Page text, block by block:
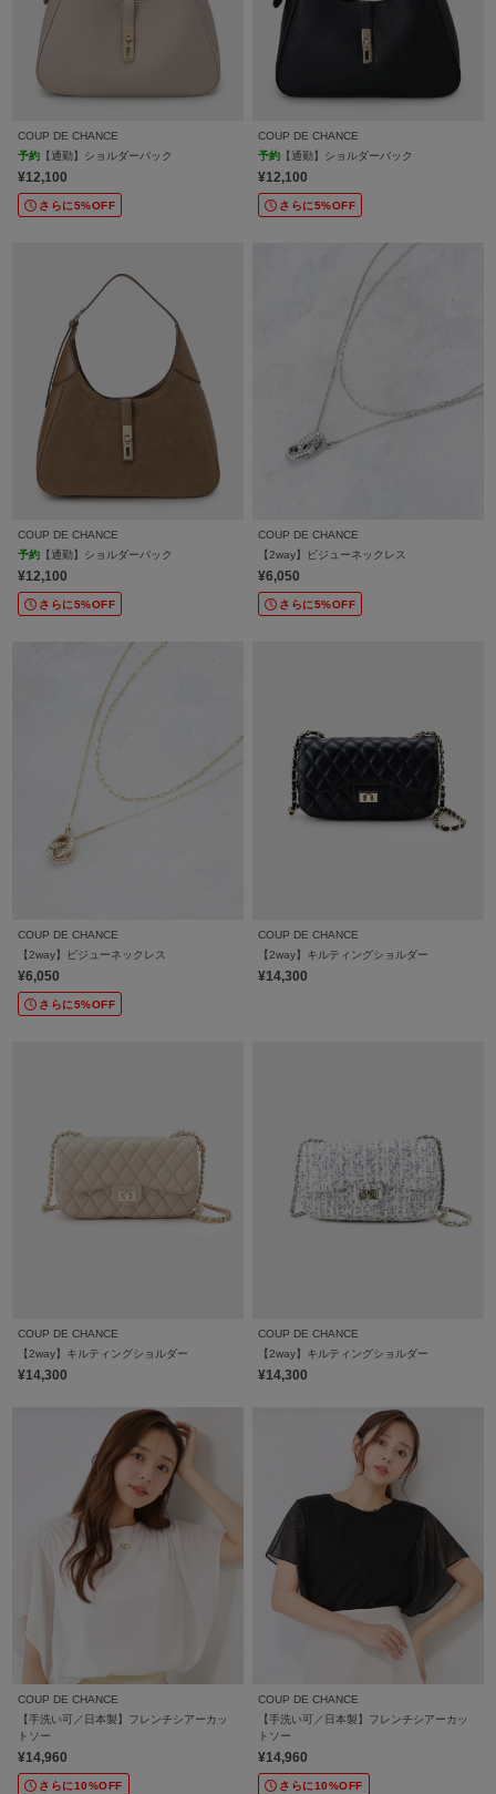
COUP DE CHANCE
予約 【通勤】ショルダーバック
¥12,100
さらに5%OFF
COUP DE CHANCE
予約 【通勤】ショルダーバック
¥12,100
さらに5%OFF
COUP DE CHANCE
予約 【通勤】ショルダーバック
¥12,100
さらに5%OFF
COUP DE CHANCE
【2way】ビジューネックレス
¥6,050
さらに5%OFF
COUP DE CHANCE
【2way】ビジューネックレス
¥6,050
さらに5%OFF
COUP DE CHANCE
【2way】キルティングショルダー
¥14,300
COUP DE CHANCE
【2way】キルティングショルダー
¥14,300
COUP DE CHANCE
【2way】キルティングショルダー
¥14,300
COUP DE CHANCE
【手洗い可／日本製】フレンチシアーカッ
トソー
¥14,960
さらに10%OFF
COUP DE CHANCE
【手洗い可／日本製】フレンチシアーカッ
トソー
¥14,960
さらに10%OFF